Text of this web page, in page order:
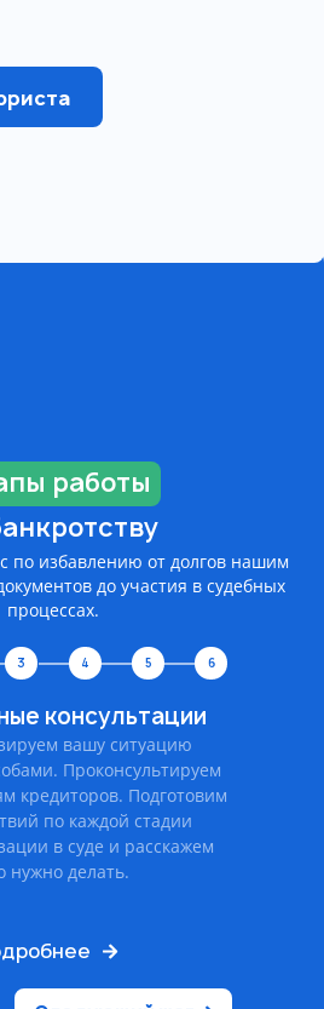
работы
по избавлению от долгов нашим
до участия в судебных
процессах.
3 4 5 6
консультации
вашу ситуацию
Проконсультируем
кредиторов. Подготовим
по каждой стадии
в суде и расскажем
нужно делать.